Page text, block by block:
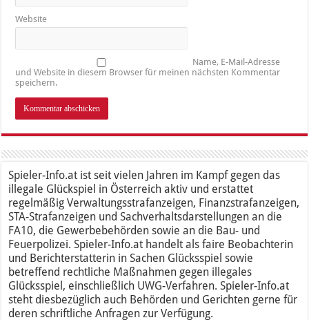
Website
Name, E-Mail-Adresse
und Website in diesem Browser für meinen nächsten Kommentar
speichern.
Spieler-Info.at ist seit vielen Jahren im Kampf gegen das
illegale Glückspiel in Österreich aktiv und erstattet
regelmäßig Verwaltungsstrafanzeigen, Finanzstrafanzeigen,
STA-Strafanzeigen und Sachverhaltsdarstellungen an die
FA10, die Gewerbebehörden sowie an die Bau- und
Feuerpolizei. Spieler-Info.at handelt als faire Beobachterin
und Berichterstatterin in Sachen Glücksspiel sowie
betreffend rechtliche Maßnahmen gegen illegales
Glücksspiel, einschließlich UWG-Verfahren. Spieler-Info.at
steht diesbezüglich auch Behörden und Gerichten gerne für
deren schriftliche Anfragen zur Verfügung.